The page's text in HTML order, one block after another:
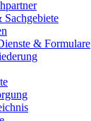
& Formulare